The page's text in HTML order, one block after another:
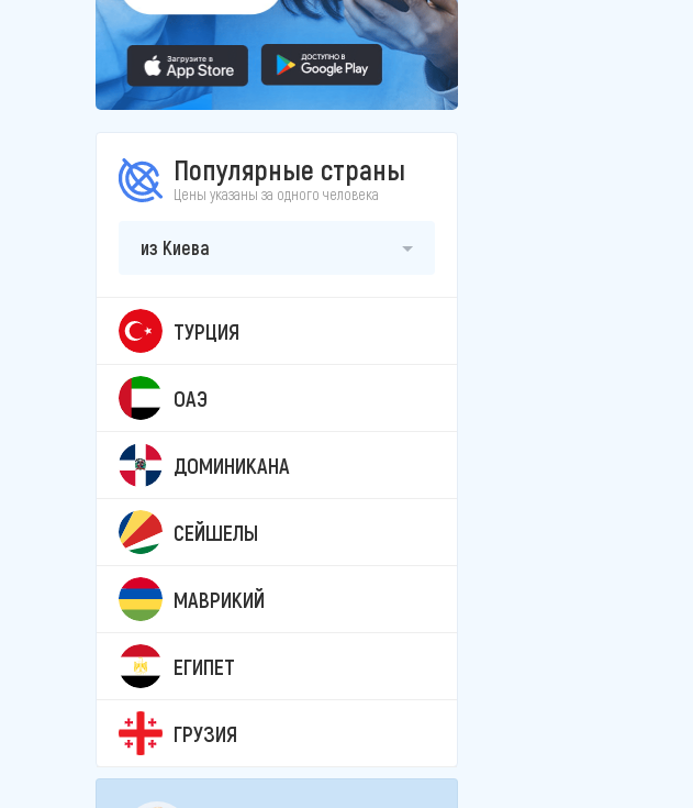
Популярные страны
Цены указаны за одного человека
из Киева
ТУРЦИЯ
ОАЭ
ДОМИНИКАНА
СЕЙШЕЛЫ
МАВРИКИЙ
ЕГИПЕТ
ГРУЗИЯ